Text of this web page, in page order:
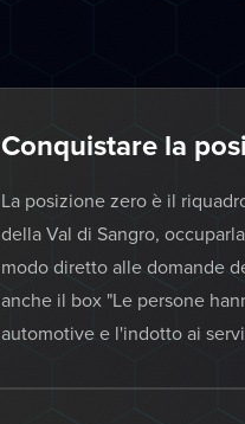
Conquistare la
La posizione zero è il
della Val di Sangro,
modo diretto alle domande
anche il box "Le persone
automotive e l'indotto ai